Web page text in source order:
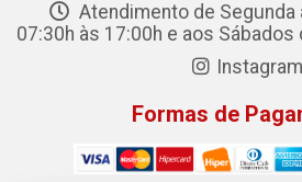
Atendimento de Segunda
07:30h às 17:00h e aos Sábados
Instagram
Formas de